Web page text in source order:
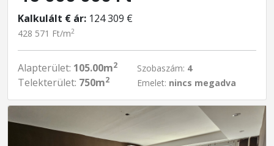
Kalkulált € ár: 124 309 €
428 571 Ft/m2
Alapterület: 105.00m2
Telekterület: 750m2
Szobaszám: 4
Emelet: nincs megadva